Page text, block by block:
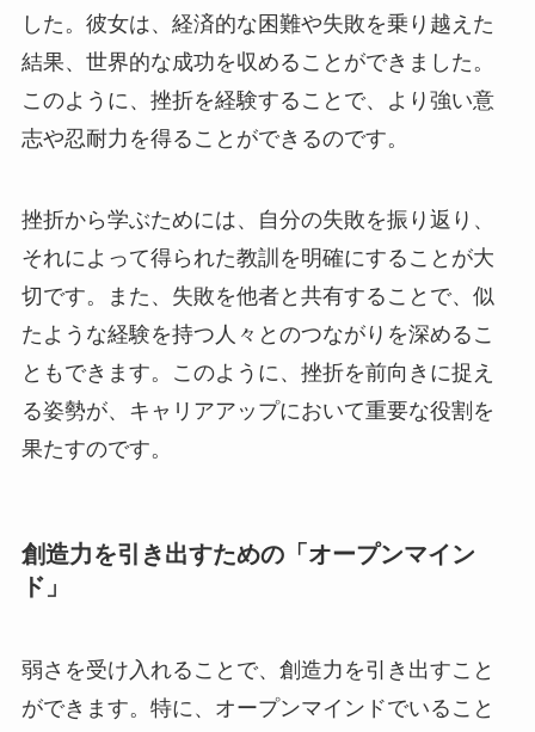
した。彼女は、経済的な困難や失敗を乗り越えた
結果、世界的な成功を収めることができました。
このように、挫折を経験することで、より強い意
志や忍耐力を得ることができるのです。
挫折から学ぶためには、自分の失敗を振り返り、
それによって得られた教訓を明確にすることが大
切です。また、失敗を他者と共有することで、似
たような経験を持つ人々とのつながりを深めるこ
ともできます。このように、挫折を前向きに捉え
る姿勢が、キャリアアップにおいて重要な役割を
果たすのです。
創造力を引き出すための「オープンマイン
ド」
弱さを受け入れることで、創造力を引き出すこと
ができます。特に、オープンマインドでいること